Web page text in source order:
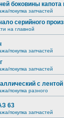
боковины капота
покупка запчастей
серийного
на главной
покупка запчастей
покупка запчастей
с лентой
покупка разного
63
покупка запчастей